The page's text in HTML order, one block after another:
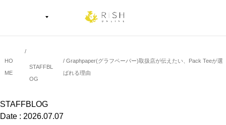
HO
ME
STAFFBL
OG
Graphpaper(グラフペーパー)取扱店が伝えたい、Pack Teeが選
ばれる理由
STAFFBLOG
Date : 2026.07.07